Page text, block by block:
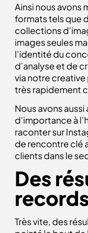
Ainsi nous avons
formats tels que
collections
images seules
l’identité du
d’analyse et de
via notre
très rapidement
Nous avons
d’importance à
raconter sur
de rencontre clé
clients dans le
Des
Très vite, des